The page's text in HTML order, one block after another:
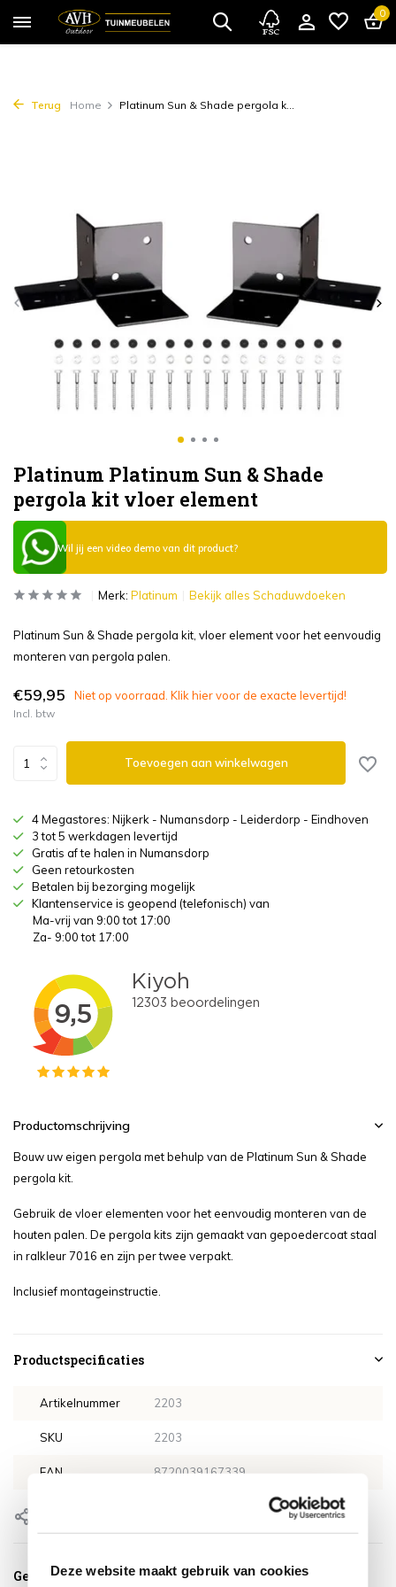
Deze website maakt gebruik van cookies
0
Terug Home Platinum Sun & Shade pergola k...
Platinum Platinum Sun & Shade
pergola kit vloer element
Wil jij een video demo van dit product?
Merk: Platinum Bekijk alles Schaduwdoeken
Platinum Sun & Shade pergola kit, vloer element voor het eenvoudig
monteren van pergola palen.
€59,95 Niet op voorraad. Klik hier voor de exacte levertijd!
Incl. btw
Toevoegen aan winkelwagen
4 Megastores: Nijkerk - Numansdorp - Leiderdorp - Eindhoven
3 tot 5 werkdagen levertijd
Gratis af te halen in Numansdorp
Geen retourkosten
Betalen bij bezorging mogelijk
Klantenservice is geopend (telefonisch) van
Ma-vrij van 9:00 tot 17:00
Za- 9:00 tot 17:00
Productomschrijving
Bouw uw eigen pergola met behulp van de Platinum Sun & Shade
pergola kit.
Gebruik de vloer elementen voor het eenvoudig monteren van de
houten palen. De pergola kits zijn gemaakt van gepoedercoat staal
in ralkleur 7016 en zijn per twee verpakt.
Inclusief montageinstructie.
Productspecificaties
Artikelnummer 2203
SKU 2203
EAN 8720039167339
Gerelateerde producten